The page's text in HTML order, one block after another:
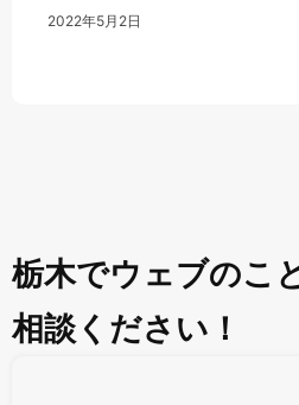
2022年5月2日
栃木でウェブのこ
相談ください！